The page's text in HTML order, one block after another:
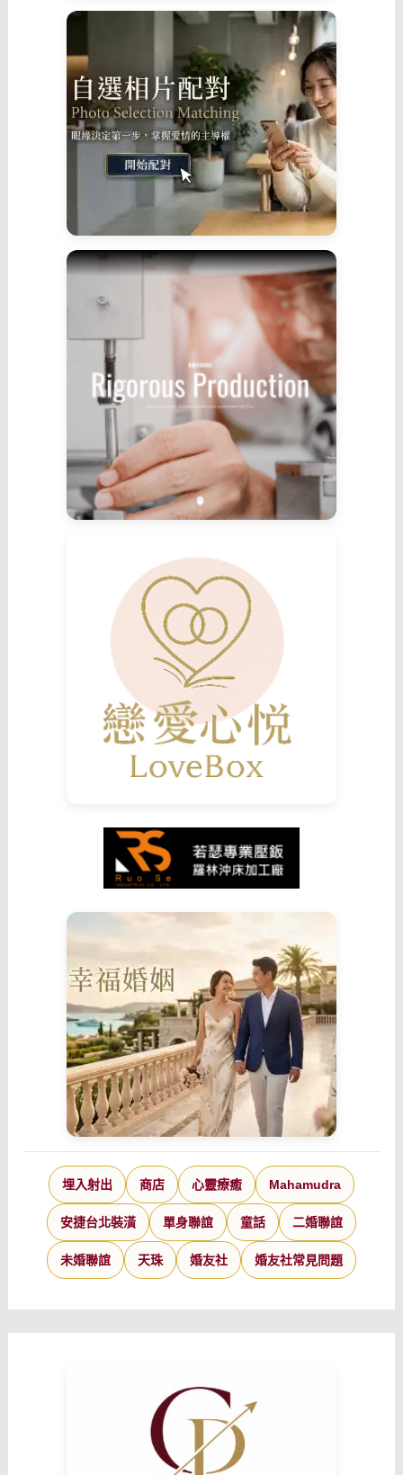
埋入射出 商店 心靈療癒 Mahamudra
安捷台北裝潢 單身聯誼 童話 二婚聯誼
未婚聯誼 天珠 婚友社 婚友社常見問題